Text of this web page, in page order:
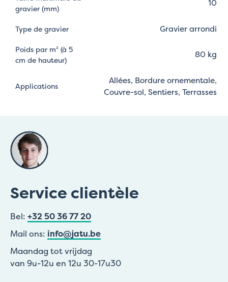
gravier (mm)
10
Type de gravier Gravier arrondi
Poids par m² (à 5
cm de hauteur)
80 kg
Applications
Allées, Bordure ornementale,
Couvre-sol, Sentiers, Terrasses
Service clientèle
Bel: +32 50 36 77 20
Mail ons: info@jatu.be
Maandag tot vrijdag
van 9u-12u en 12u 30-17u30